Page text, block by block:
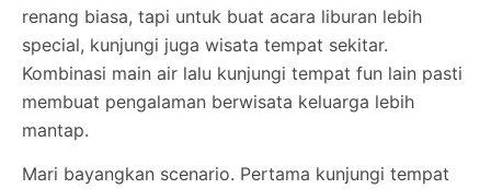
renang biasa, tapi untuk buat acara liburan lebih
special, kunjungi juga wisata tempat sekitar.
Kombinasi main air lalu kunjungi tempat fun lain pasti
membuat pengalaman berwisata keluarga lebih
mantap.
Mari bayangkan scenario. Pertama kunjungi tempat